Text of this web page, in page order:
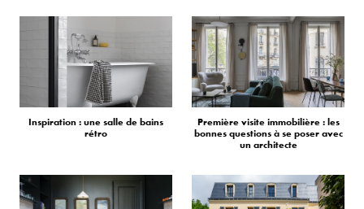
Inspiration : une salle de bains
rétro
Première visite immobilière : les
bonnes questions à se poser avec
un architecte